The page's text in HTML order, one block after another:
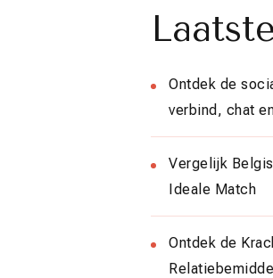
Ontdek de
verbind, chat
Vergelijk
Ideale Match
Ontdek de